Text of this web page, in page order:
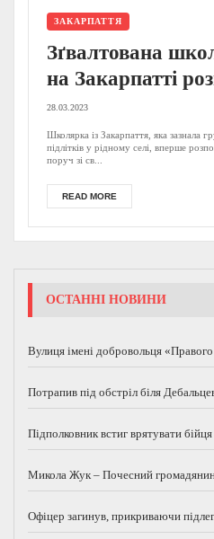
ЗАКАРПАТТЯ
Зґвалтована
на Закарпатті
знущання з боку
насильників
28.03.2023
Школярка із Закарпаття, яка зазнала
підлітків у рідному селі, вперше
поруч зі св...
READ MORE
ОСТАННІ НОВИНИ
Вулиця імені добровольця
Потрапив під обстріл біля
Підполковник встиг врятувати бійця
Микола Жук – Почесний
Офіцер загинув, прикриваючи